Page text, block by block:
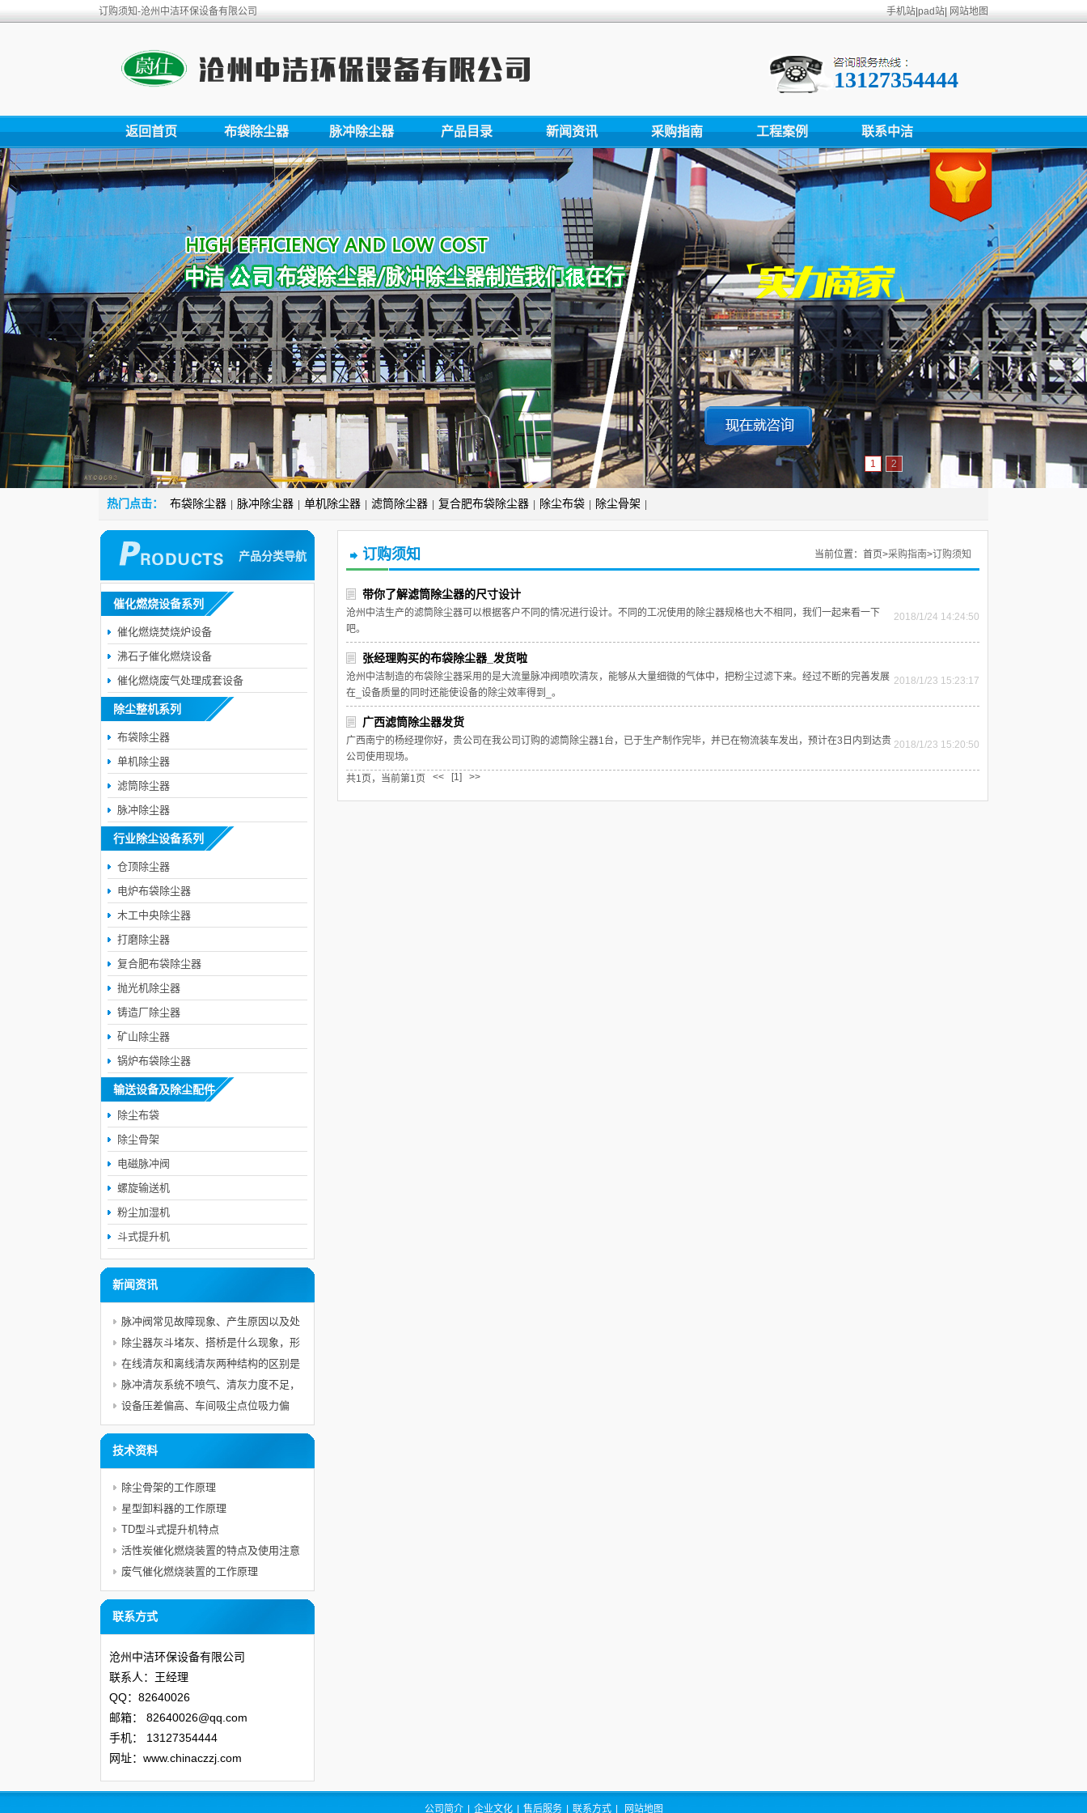
订购须知-沧州中洁环保设备有限公司 手机站 pad站 网站地图
13127354444
返回首页 布袋除尘器 脉冲除尘器 产品目录 新闻资讯 采购指南 工程案例 联系中洁
1 2
热门点击： 布袋除尘器 脉冲除尘器 单机除尘器 滤筒除尘器 复合肥布袋除尘器 除尘布袋 除尘骨架
订购须知 当前位置： 首页>采购指南>订购须知
带你了解滤筒除尘器的尺寸设计
2018/1/24 14:24:50
沧州中洁生产的滤筒除尘器可以根据客户不同的情况进行设计。不同的工况使用的除尘器规格也大不相同，我们一起来看一下
吧。
张经理购买的布袋除尘器_发货啦
2018/1/23 15:23:17
沧州中洁制造的布袋除尘器采用的是大流量脉冲阀喷吹清灰，能够从大量细微的气体中，把粉尘过滤下来。经过不断的完善发展
在_设备质量的同时还能使设备的除尘效率得到_。
广西滤筒除尘器发货
2018/1/23 15:20:50
广西南宁的杨经理你好，贵公司在我公司订购的滤筒除尘器1台，已于生产制作完毕，并已在物流装车发出，预计在3日内到达贵
公司使用现场。
共1页，当前第1页
<< [1] >>
产品分类导航
催化燃烧设备系列
催化燃烧焚烧炉设备
沸石子催化燃烧设备
催化燃烧废气处理成套设备
除尘整机系列
布袋除尘器
单机除尘器
滤筒除尘器
脉冲除尘器
行业除尘设备系列
仓顶除尘器
电炉布袋除尘器
木工中央除尘器
打磨除尘器
复合肥布袋除尘器
抛光机除尘器
铸造厂除尘器
矿山除尘器
锅炉布袋除尘器
输送设备及除尘配件
除尘布袋
除尘骨架
电磁脉冲阀
螺旋输送机
粉尘加湿机
斗式提升机
新闻资讯
脉冲阀常见故障现象、产生原因以及处
理方式，脉冲阀日常维护需要注意哪些
要点？
除尘器灰斗堵灰、搭桥是什么现象，形
成原因，会造成哪些风险，怎么预防处
理？
在线清灰和离线清灰两种结构的区别是
什么，不同工况该怎样选型？
脉冲清灰系统不喷气、清灰力度不足，
如何按顺序排查故障？
设备压差偏高、车间吸尘点位吸力偏
弱，故障成因与完整整改方案是什么？
技术资料
除尘骨架的工作原理
星型卸料器的工作原理
TD型斗式提升机特点
活性炭催化燃烧装置的特点及使用注意
事项
废气催化燃烧装置的工作原理
联系方式
沧州中洁环保设备有限公司
联系人：王经理
QQ：82640026
邮箱：
82640026@qq.com
手机：
13127354444
网址：www.chinaczzj.com
公司简介 企业文化 售后服务 联系方式 网站地图